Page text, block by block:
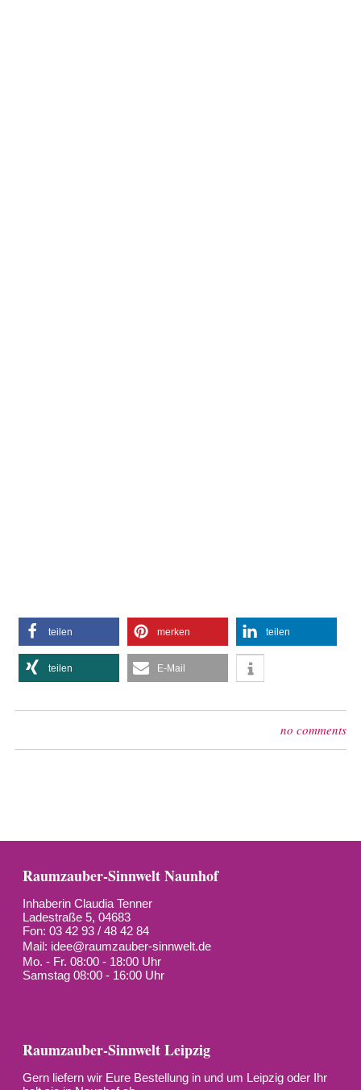
teilen merken teilen
teilen E-Mail
no comments
Raumzauber-Sinnwelt Naunhof
Inhaberin Claudia Tenner
Ladestraße 5, 04683
Fon: 03 42 93 / 48 42 84
Mail: idee@raumzauber-sinnwelt.de
Mo. - Fr. 08:00 - 18:00 Uhr
Samstag 08:00 - 16:00 Uhr
Raumzauber-Sinnwelt Leipzig
Gern liefern wir Eure Bestellung in und um Leipzig oder Ihr